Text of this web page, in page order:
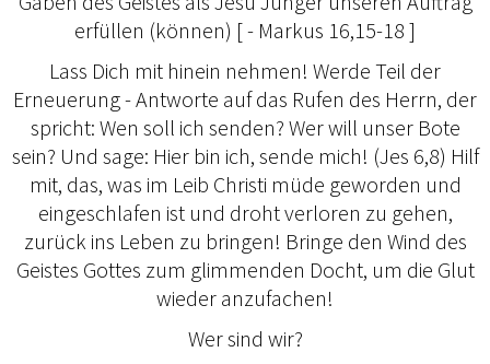
erfüllen (können) [ - Markus 16,15-18 ]
Lass Dich mit hinein nehmen! Werde Teil der
Erneuerung - Antworte auf das Rufen des Herrn, der
spricht: Wen soll ich senden? Wer will unser Bote
sein? Und sage: Hier bin ich, sende mich! (Jes 6,8) Hilf
mit, das, was im Leib Christi müde geworden und
eingeschlafen ist und droht verloren zu gehen,
zurück ins Leben zu bringen! Bringe den Wind des
Geistes Gottes zum glimmenden Docht, um die Glut
wieder anzufachen!
Wer sind wir?